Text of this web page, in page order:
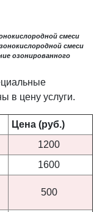
смеси
смеси
озонированного
в цену услуги.
Цена (руб.)
1200
1600
500